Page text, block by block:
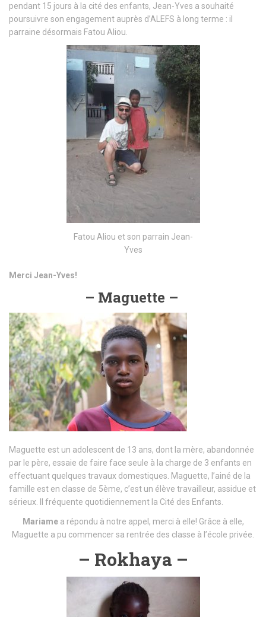
pendant 15 jours à la cité des enfants, Jean-Yves a souhaité
poursuivre son engagement auprès d’ALEFS à long terme : il
parraine désormais Fatou Aliou.
Fatou Aliou et son parrain Jean-
Yves
Merci Jean-Yves!
– Maguette –
Maguette est un adolescent de 13 ans, dont la mère, abandonnée
par le père, essaie de faire face seule à la charge de 3 enfants en
effectuant quelques travaux domestiques. Maguette, l’ainé de la
famille est en classe de 5ème, c’est un élève travailleur, assidue et
sérieux. Il fréquente quotidiennement la Cité des Enfants.
Mariamea répondu à notre appel, merci à elle! Grâce à elle,
Maguette a pu commencer sa rentrée des classe à l’école privée.
– Rokhaya –